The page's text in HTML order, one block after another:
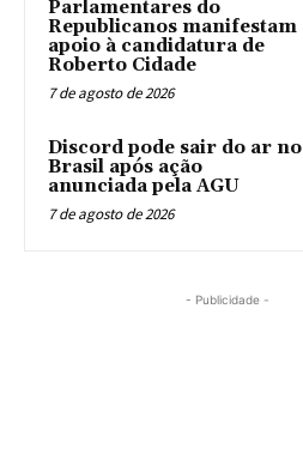
Parlamentares do
Republicanos manifestam
apoio à candidatura de
Roberto Cidade
7 de agosto de 2026
Discord pode sair do ar no
Brasil após ação
anunciada pela AGU
7 de agosto de 2026
- Publicidade -